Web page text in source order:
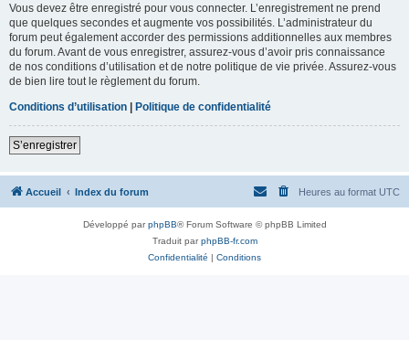
Vous devez être enregistré pour vous connecter. L’enregistrement ne prend
que quelques secondes et augmente vos possibilités. L’administrateur du
forum peut également accorder des permissions additionnelles aux membres
du forum. Avant de vous enregistrer, assurez-vous d’avoir pris connaissance
de nos conditions d’utilisation et de notre politique de vie privée. Assurez-vous
de bien lire tout le règlement du forum.
Conditions d’utilisation | Politique de confidentialité
S’enregistrer
Accueil Index du forum Heures au format UTC
Développé parphpBB® Forum Software © phpBB Limited
Traduit parphpBB-fr.com
Confidentialité | Conditions